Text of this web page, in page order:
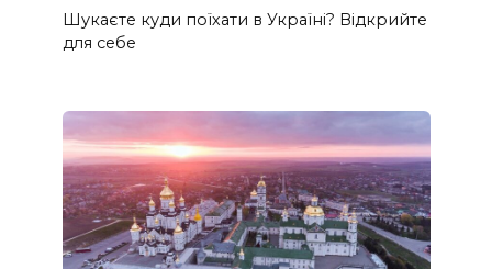
Шукаєте куди поїхати в Україні? Відкрийте
для себе